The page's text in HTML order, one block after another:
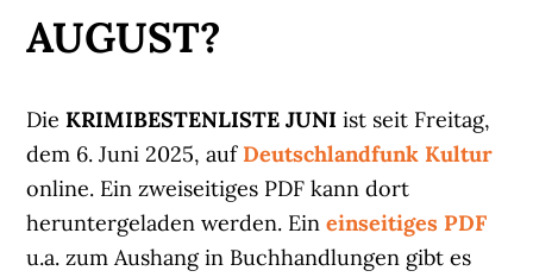
AUGUST?
DieKRIMIBESTENLISTE JUNI ist seit Freitag,
dem 6. Juni 2025, auf Deutschlandfunk Kultur
online. Ein zweiseitiges PDF kann dort
heruntergeladen werden. Eineinseitiges PDF
u.a. zum Aushang in Buchhandlungen gibt es